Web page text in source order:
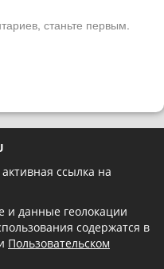
станьте первым.
ссылка на
и данные геолокации
содержатся в
Пользовательском